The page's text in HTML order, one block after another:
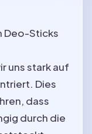
Deo-Sticks
uns stark auf
Dies
dass
durch die